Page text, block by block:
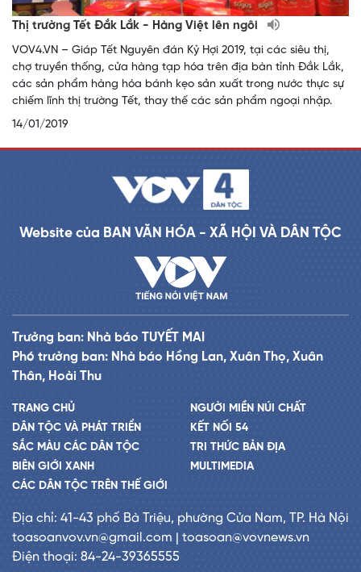
Thị trường Tết Đắk Lắk - Hàng Việt lên ngôi
VOV4.VN – Giáp Tết Nguyên đán Kỷ Hợi 2019, tại các siêu thị,
chợ truyền thống, cửa hàng tạp hóa trên địa bàn tỉnh Đắk Lắk,
các sản phẩm hàng hóa bánh kẹo sản xuất trong nước thực sự
chiếm lĩnh thị trường Tết, thay thế các sản phẩm ngoại nhập.
14/01/2019
Website của BAN VĂN HÓA - XÃ HỘI VÀ DÂN TỘC
Trưởng ban: Nhà báo TUYẾT MAI
Phó trưởng ban: Nhà báo Hồng Lan, Xuân Thọ, Xuân
Thân, Hoài Thu
TRANG CHỦ
DÂN TỘC VÀ PHÁT TRIỂN
SẮC MÀU CÁC DÂN TỘC
BIÊN GIỚI XANH
CÁC DÂN TỘC TRÊN THẾ GIỚI
NGƯỜI MIỀN NÚI CHẤT
KẾT NỐI 54
TRI THỨC BẢN ĐỊA
MULTIMEDIA
Địa chỉ: 41-43 phố Bà Triệu, phường Cửa Nam, TP. Hà Nội
toasoanvov.vn@gmail.com | toasoan@vovnews.vn
Điện thoại: 84-24-39365555